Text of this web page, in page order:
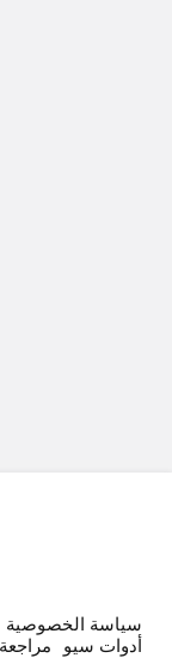
سياسة الخصوصية
أدوات سيو